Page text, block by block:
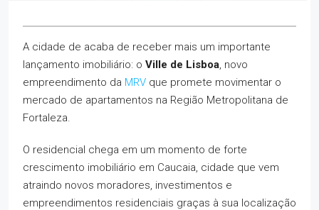
A cidade de acaba de receber mais um importante
lançamento imobiliário: o Ville de Lisboa, novo
empreendimento da MRV que promete movimentar o
mercado de apartamentos na Região Metropolitana de
Fortaleza.
O residencial chega em um momento de forte
crescimento imobiliário em Caucaia, cidade que vem
atraindo novos moradores, investimentos e
empreendimentos residenciais graças à sua localização